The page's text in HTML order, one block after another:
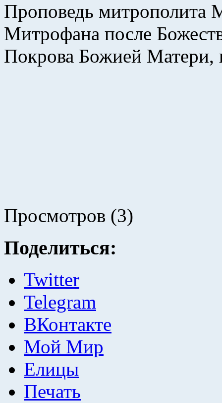
Проповедь митрополита
Митрофана после
Покрова Божией Матери,
Просмотров (3)
Поделиться:
Twitter
Telegram
ВКонтакте
Мой Мир
Елицы
Печать